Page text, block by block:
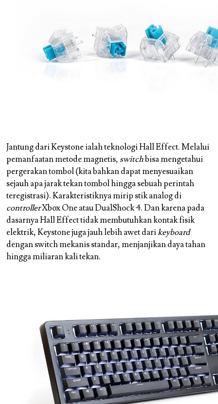
Jantung dari Keystone ialah teknologi Hall Effect. Melalui
pemanfaatan metode magnetis, switchbisa mengetahui
pergerakan tombol (kita bahkan dapat menyesuaikan
sejauh apa jarak tekan tombol hingga sebuah perintah
teregistrasi). Karakteristiknya mirip stik analog di
controllerXbox One atau DualShock 4. Dan karena pada
dasarnya Hall Effect tidak membutuhkan kontak fisik
elektrik, Keystone juga jauh lebih awet darikeyboard
dengan switch mekanis standar, menjanjikan daya tahan
hingga miliaran kali tekan.